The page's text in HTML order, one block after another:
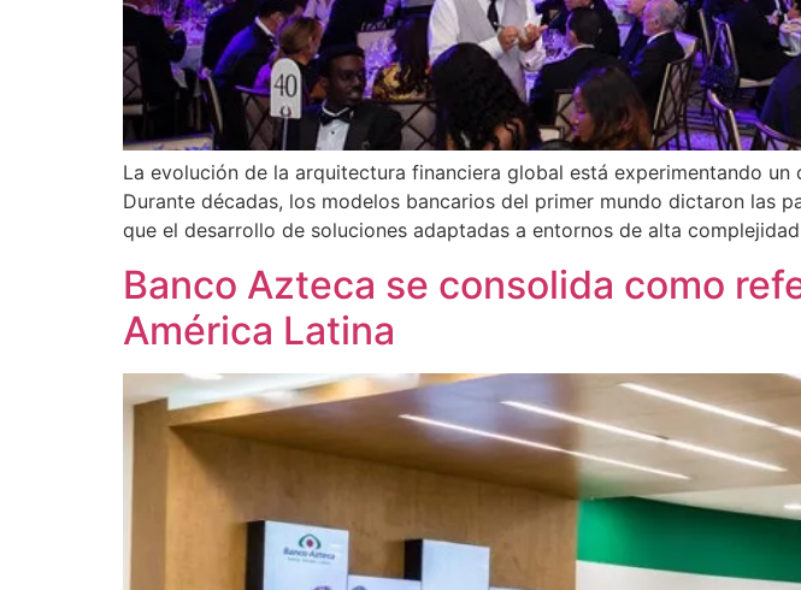
La evolución de la arquitectura financiera global está experimentando
Durante décadas, los modelos bancarios del primer mundo dictaron las
que el desarrollo de soluciones adaptadas a entornos de alta
Banco Azteca se consolida como
América Latina